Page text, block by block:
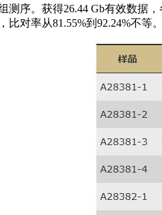
测序。获得26.44 Gb有效数据
比对率从81.55%到92.24%不等